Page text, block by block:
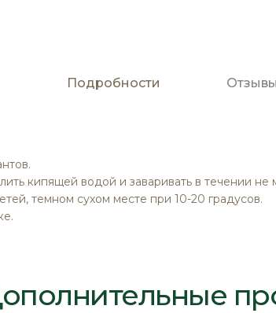
Подробности
кипящей водой и заваривать в течении
темном сухом месте при 10-20 градусов.
Отзывы